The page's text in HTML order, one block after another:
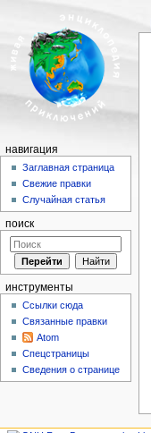
навигация
Заглавная страница
Свежие правки
Случайная статья
поиск
инструменты
Ссылки сюда
Связанные правки
Atom
Спецстраницы
Сведения о странице